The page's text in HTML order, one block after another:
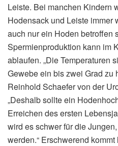
Leiste. Bei manchen Kindern
Hodensack und Leiste immer
auch nur ein Hoden betroffen
Spermienproduktion kann im
ablaufen. „Die Temperaturen
Gewebe ein bis zwei Grad zu
Reinhold Schaefer von der
„Deshalb sollte ein
Erreichen des ersten
wird es schwer für die
werden.“ Erschwerend